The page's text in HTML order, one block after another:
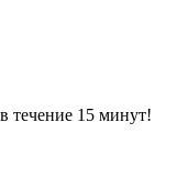
течение 15 минут!